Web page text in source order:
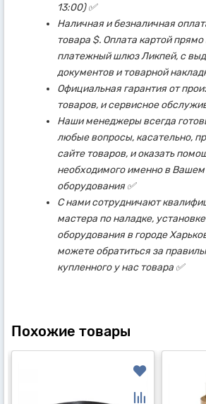
13:00) ✅
Наличная и безналичная
товара $. Оплата картой
платежный шлюз Ликпей, с
документов и товарной
Официальная гарантия от
товаров, и сервисное
Наши менеджеры всегда
любые вопросы, касательно,
сайте товаров, и оказать
необходимого именно в
оборудования ✅
С нами сотрудничают
мастера по наладке,
оборудования в городе
можете обратиться за
купленного у нас товара ✅
Похожие товары